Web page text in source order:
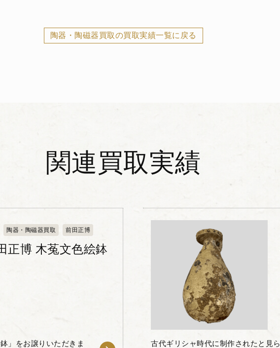
陶器・陶磁器買取の買取実績一覧に戻る
関連買取実績
陶器・陶磁器買取 前田正博
正博 木菟文色絵鉢
」をお譲りいただきま
古代ギリシャ時代に制作されたと見